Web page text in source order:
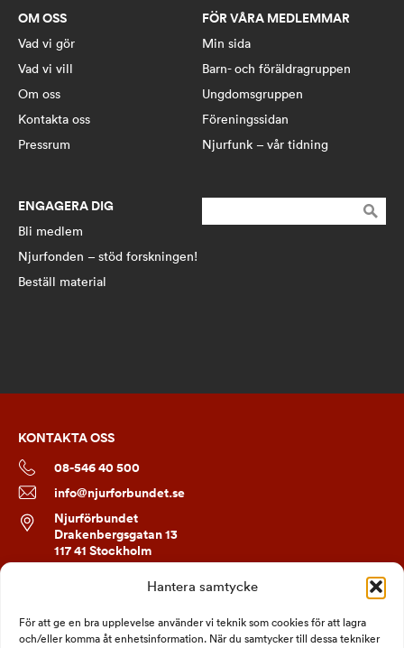
Hantera samtycke
För att ge en bra upplevelse använder vi teknik som cookies för att lagra
och/eller komma åt enhetsinformation. När du samtycker till dessa tekniker
OM OSS
Vad vi gör
Vad vi vill
Om oss
Kontakta oss
Pressrum
ENGAGERA DIG
Bli medlem
Njurfonden – stöd forskningen!
Beställ material
FÖR VÅRA MEDLEMMAR
Min sida
Barn- och föräldragruppen
Ungdomsgruppen
Föreningssidan
Njurfunk – vår tidning
efter:
KONTAKTA OSS
08-546 40 500
info@njurforbundet.se
Njurförbundet
Drakenbergsgatan 13
117 41 Stockholm